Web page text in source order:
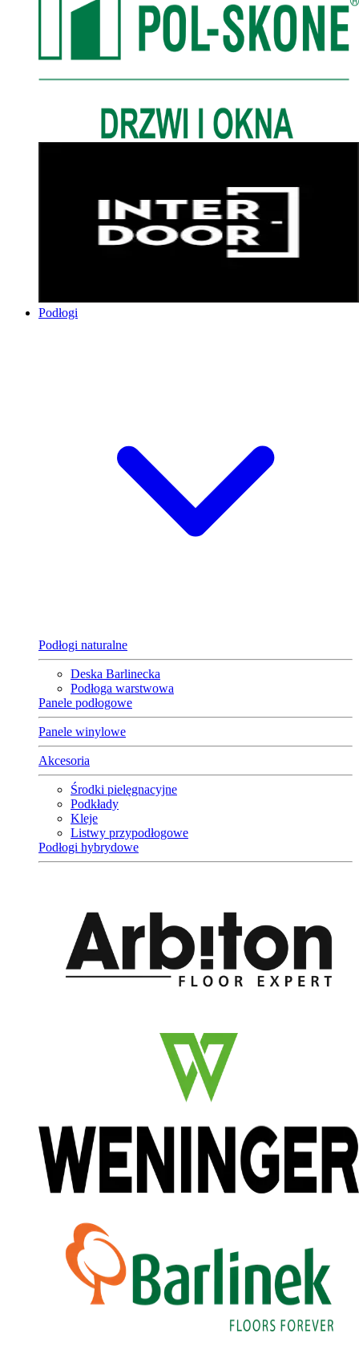
Podłogi
Podłogi naturalne
Deska Barlinecka
Podłoga warstwowa
Panele podłogowe
Panele winylowe
Akcesoria
Środki pielęgnacyjne
Podkłady
Kleje
Listwy przypodłogowe
Podłogi hybrydowe